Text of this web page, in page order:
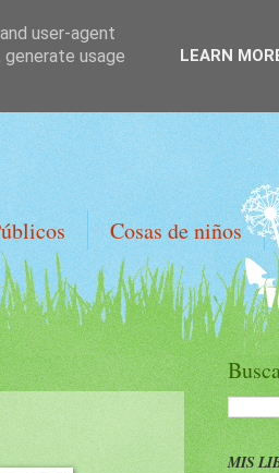
Cosas de niños
MIS
user-agent
usage
LEARN